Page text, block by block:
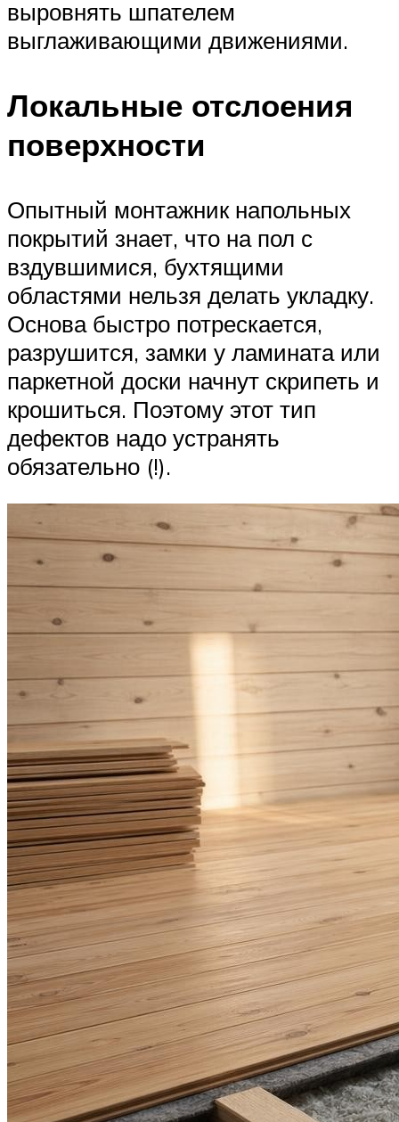
выровнять шпателем
выглаживающими движениями.
Локальные отслоения
поверхности
Опытный монтажник напольных
покрытий знает, что на пол с
вздувшимися, бухтящими
областями нельзя делать укладку.
Основа быстро потрескается,
разрушится, замки у ламината или
паркетной доски начнут скрипеть и
крошиться. Поэтому этот тип
дефектов надо устранять
обязательно (!).